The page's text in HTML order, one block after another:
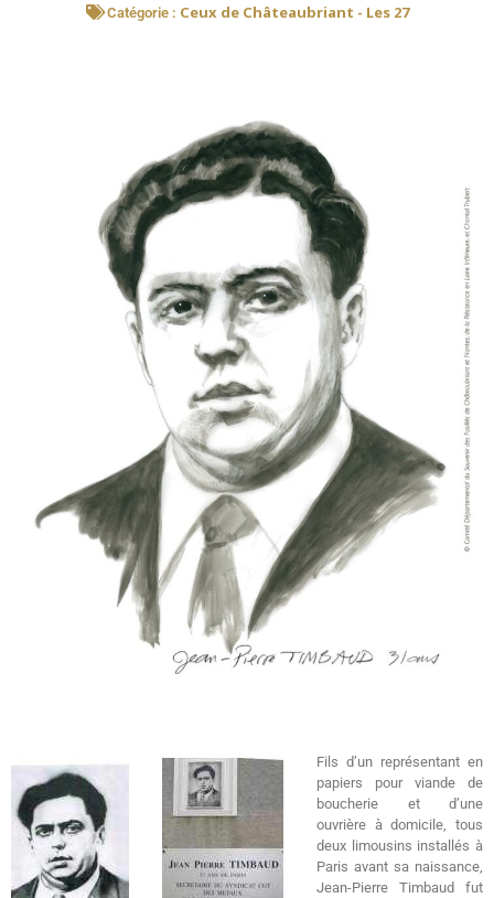
Catégorie : Ceux de Châteaubriant - Les 27
Fils d’un représentant en
papiers pour viande de
boucherie et d’une
ouvrière à domicile, tous
deux limousins installés à
Paris avant sa naissance,
Jean-Pierre Timbaud fut